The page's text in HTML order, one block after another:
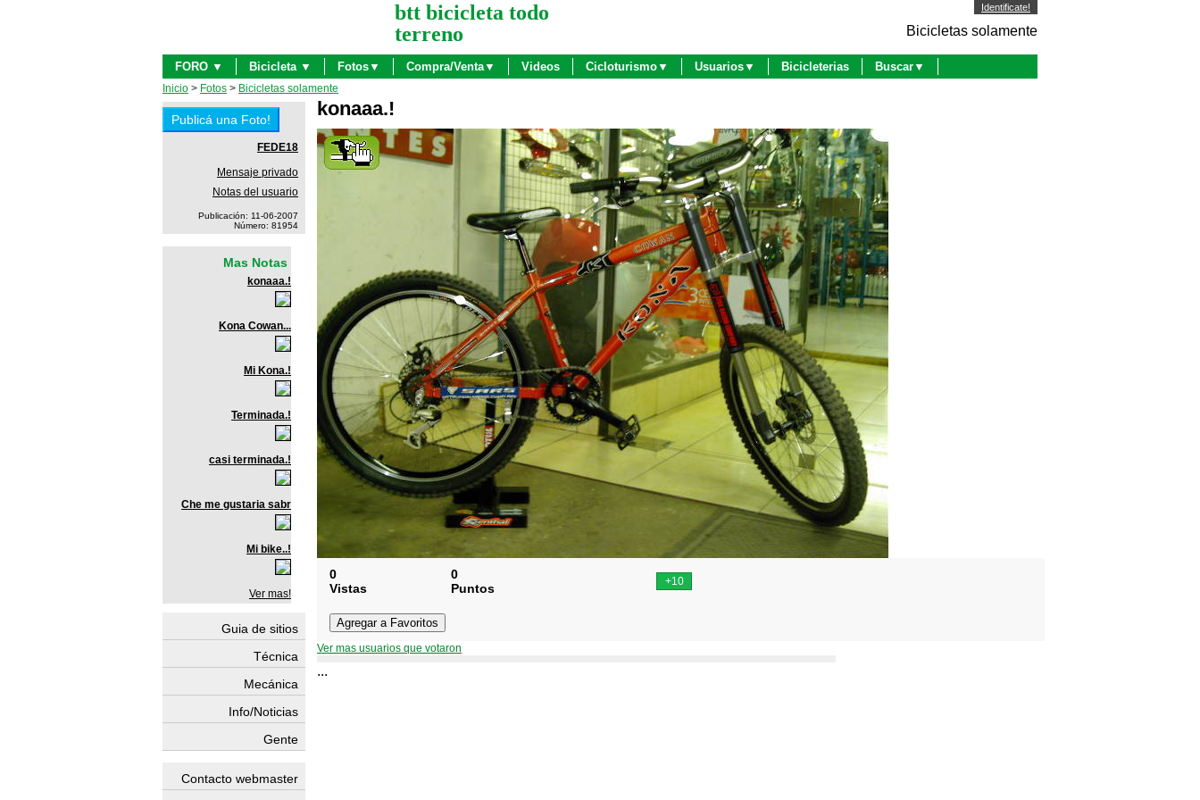
Identificate!
btt bicicleta todo
terreno
Bicicletas solamente
FORO ▼ Bicicleta ▼ Fotos▼ Compra/Venta▼ Videos Cicloturismo▼ Usuarios▼ Bicicleterias Buscar▼
Inicio > Fotos > Bicicletas solamente
konaaa.!
0
Vistas
0
Puntos
Ver mas usuarios que votaron
...
FEDE18
Mensaje privado
Notas del usuario
Publicación: 11-06-2007
Número: 81954
Mas Notas
konaaa.!
Kona Cowan...
Mi Kona.!
Terminada.!
casi terminada.!
Che me gustaria sabr
Mi bike..!
Ver mas!
Guia de sitios
Técnica
Mecánica
Info/Noticias
Gente
Contacto webmaster